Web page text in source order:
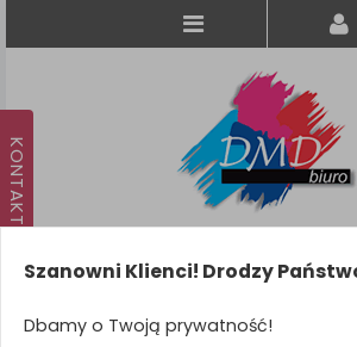
Szanowni Klienci! Drodzy
Dbamy o Twoją prywatność!